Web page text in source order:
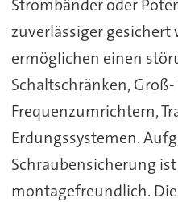
Strombänder oder
zuverlässiger gesichert
ermöglichen einen
Schaltschränken,
Frequenzumrichtern,
Erdungssystemen.
Schraubensicherung
montagefreundlich.